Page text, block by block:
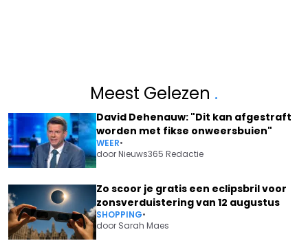
Meest Gelezen .
David Dehenauw: "Dit kan afgestraft
worden met fikse onweersbuien"
WEER•
doorNieuws365 Redactie
Zo scoor je gratis een eclipsbril voor
zonsverduistering van 12 augustus
SHOPPING•
door Sarah Maes